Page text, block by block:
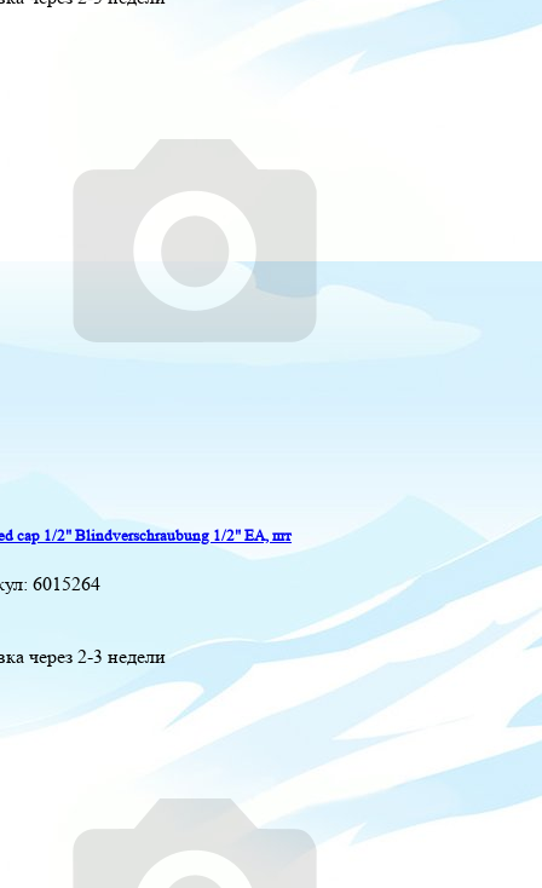
cap 1/2" Blindverschraubung 1/2" EA, шт
6015264
через 2-3 недели